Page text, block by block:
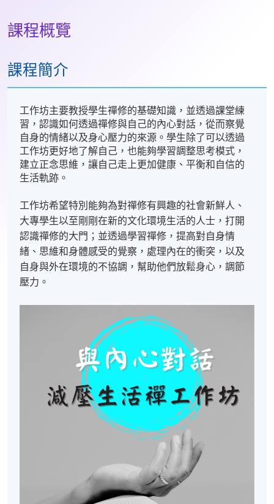
課程概覽
課程簡介
工作坊主要教授學生禪修的基礎知識，並透過課堂練
習，認識如何透過禪修與自己的內心對話，從而察覺
自身的情緒以及身心壓力的來源。學生除了可以透過
工作坊更好地了解自己，也能夠學習調整思考模式，
建立正念思維，讓自己走上更加健康、平衡和自信的
生活軌跡。
工作坊希望特別能夠為對禪修有興趣的社會新鮮人、
大專學生以至剛剛在新的文化環境生活的人士，打開
認識禪修的大門；並透過學習禪修，提高對自身情
緒、思維和身體感受的覺察，處理內在的衝突，以及
自身與外在環境的不協調，幫助他們放鬆身心，調節
壓力。